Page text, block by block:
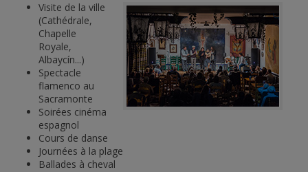
Visite de la ville
(Cathédrale,
Chapelle
Royale,
Albaycín...)
Spectacle
flamenco au
Sacramonte
Soirées cinéma
espagnol
Cours de danse
Journées à la plage
Ballades à cheval